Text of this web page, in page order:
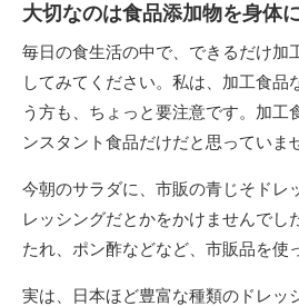
大切なのは食品添加物を身体
毎日の食生活の中で、できるだけ加
してみてください。私は、加工食品
う方も、ちょっと要注意です。加工
ンスタント食品だけだと思っていま
今朝のサラダに、市販の青じそドレ
レッシングだとかをかけませんでし
たれ、ポン酢などなど、市販品を使
実は、日本ほど豊富な種類のドレッ